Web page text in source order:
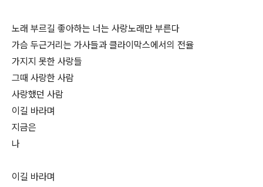
노래 부르길 좋아하는 너는 사랑노래만 부른다
가슴 두근거리는 가사들과 클라이막스에서의 전율
가지지 못한 사랑들
그때 사랑한 사람
사랑했던 사람
이길 바라며
지금은
나
이길 바라며